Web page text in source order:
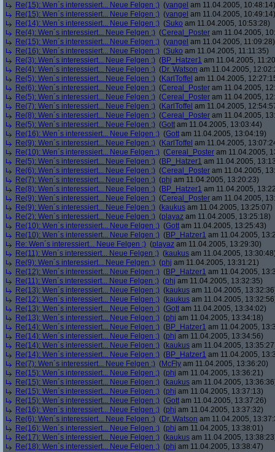
Re(15): Wen´s interessiert... Neue Felgen ;) (yangel am 11.04.2005, 10:48:14)
Re(15): Wen´s interessiert... Neue Felgen ;) (yangel am 11.04.2005, 10:49:14)
Re(14): Wen´s interessiert... Neue Felgen ;) (Suko am 11.04.2005, 10:53:28)
Re(4): Wen´s interessiert... Neue Felgen ;) (Cereal_Poster am 11.04.2005,
Re(15): Wen´s interessiert... Neue Felgen ;) (yangel am 11.04.2005, 11:09:28)
Re(16): Wen´s interessiert... Neue Felgen ;) (Suko am 11.04.2005, 11:11:35)
Re(3): Wen´s interessiert... Neue Felgen ;) (BP_Hatzer1 am 11.04.2005,
Re(4): Wen´s interessiert... Neue Felgen ;) (Dr. Watson am 11.04.2005,
Re(5): Wen´s interessiert... Neue Felgen ;) (KarlToffel am 11.04.2005,
Re(6): Wen´s interessiert... Neue Felgen ;) (Cereal_Poster am 11.04.2005,
Re(5): Wen´s interessiert... Neue Felgen ;) (Cereal_Poster am 11.04.2005,
Re(7): Wen´s interessiert... Neue Felgen ;) (KarlToffel am 11.04.2005,
Re(8): Wen´s interessiert... Neue Felgen ;) (Cereal_Poster am 11.04.2005,
Re(5): Wen´s interessiert... Neue Felgen ;) (Gott am 11.04.2005, 13:03:44)
Re(16): Wen´s interessiert... Neue Felgen ;) (Gott am 11.04.2005, 13:04:19)
Re(9): Wen´s interessiert... Neue Felgen ;) (KarlToffel am 11.04.2005,
Re(10): Wen´s interessiert... Neue Felgen ;) (Cereal_Poster am 11.04.2005,
Re(5): Wen´s interessiert... Neue Felgen ;) (BP_Hatzer1 am 11.04.2005,
Re(6): Wen´s interessiert... Neue Felgen ;) (Cereal_Poster am 11.04.2005,
Re(7): Wen´s interessiert... Neue Felgen ;) (phj am 11.04.2005, 13:20:23)
Re(8): Wen´s interessiert... Neue Felgen ;) (BP_Hatzer1 am 11.04.2005,
Re(9): Wen´s interessiert... Neue Felgen ;) (Cereal_Poster am 11.04.2005,
Re(9): Wen´s interessiert... Neue Felgen ;) (kaukus am 11.04.2005, 13:25:07)
Re(2): Wen´s interessiert... Neue Felgen ;) (playaz am 11.04.2005, 13:25:18)
Re(10): Wen´s interessiert... Neue Felgen ;) (Gott am 11.04.2005, 13:25:43)
Re(10): Wen´s interessiert... Neue Felgen ;) (BP_Hatzer1 am 11.04.2005,
Re: Wen´s interessiert... Neue Felgen ;) (playaz am 11.04.2005, 13:29:30)
Re(11): Wen´s interessiert... Neue Felgen ;) (kaukus am 11.04.2005,
Re(9): Wen´s interessiert... Neue Felgen ;) (phj am 11.04.2005, 13:31:21)
Re(12): Wen´s interessiert... Neue Felgen ;) (BP_Hatzer1 am 11.04.2005,
Re(11): Wen´s interessiert... Neue Felgen ;) (phj am 11.04.2005, 13:32:35)
Re(13): Wen´s interessiert... Neue Felgen ;) (kaukus am 11.04.2005,
Re(12): Wen´s interessiert... Neue Felgen ;) (kaukus am 11.04.2005,
Re(13): Wen´s interessiert... Neue Felgen ;) (Gott am 11.04.2005, 13:34:02)
Re(13): Wen´s interessiert... Neue Felgen ;) (phj am 11.04.2005, 13:34:18)
Re(14): Wen´s interessiert... Neue Felgen ;) (BP_Hatzer1 am 11.04.2005,
Re(14): Wen´s interessiert... Neue Felgen ;) (phj am 11.04.2005, 13:34:56)
Re(14): Wen´s interessiert... Neue Felgen ;) (kaukus am 11.04.2005,
Re(14): Wen´s interessiert... Neue Felgen ;) (BP_Hatzer1 am 11.04.2005,
Re(7): Wen´s interessiert... Neue Felgen ;) (McFly am 11.04.2005, 13:36:20)
Re(15): Wen´s interessiert... Neue Felgen ;) (phj am 11.04.2005, 13:36:21)
Re(15): Wen´s interessiert... Neue Felgen ;) (kaukus am 11.04.2005,
Re(15): Wen´s interessiert... Neue Felgen ;) (phj am 11.04.2005, 13:37:13)
Re(15): Wen´s interessiert... Neue Felgen ;) (Gott am 11.04.2005, 13:37:26)
Re(16): Wen´s interessiert... Neue Felgen ;) (phj am 11.04.2005, 13:37:32)
Re(6): Wen´s interessiert... Neue Felgen ;) (Dr. Watson am 11.04.2005,
Re(16): Wen´s interessiert... Neue Felgen ;) (phj am 11.04.2005, 13:38:01)
Re(17): Wen´s interessiert... Neue Felgen ;) (kaukus am 11.04.2005,
Re(18): Wen´s interessiert... Neue Felgen ;) (phj am 11.04.2005, 13:38:47)